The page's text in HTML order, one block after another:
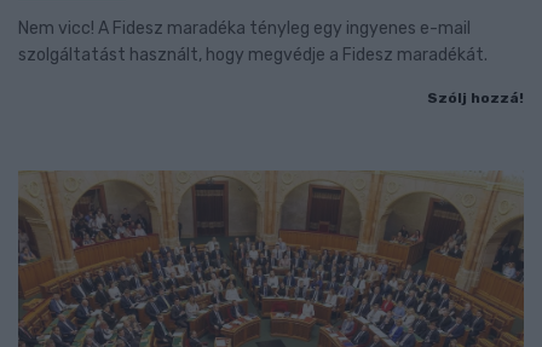
Nem vicc! A Fidesz maradéka tényleg egy ingyenes e-mail
szolgáltatást használt, hogy megvédje a Fidesz maradékát.
Szólj hozzá!